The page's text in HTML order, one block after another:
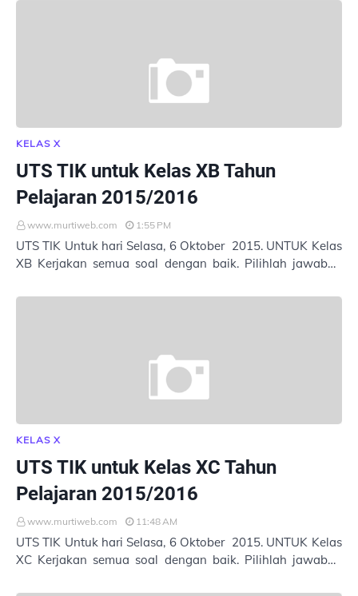
KELAS X
UTS TIK untuk Kelas XB Tahun
Pelajaran 2015/2016
www.murtiweb.com 1:55 PM
UTS TIK Untuk hari Selasa, 6 Oktober 2015. UNTUK Kelas
XB Kerjakan semua soal dengan baik. Pilihlah jawaban
KELAS X
UTS TIK untuk Kelas XC Tahun
Pelajaran 2015/2016
www.murtiweb.com 11:48 AM
UTS TIK Untuk hari Selasa, 6 Oktober 2015. UNTUK Kelas
XC Kerjakan semua soal dengan baik. Pilihlah jawaban